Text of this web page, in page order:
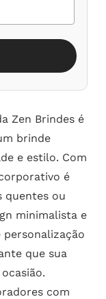
Zen Brindes é
brinde
e estilo. Com
é
quentes ou
minimalista e
personalização
que sua
com